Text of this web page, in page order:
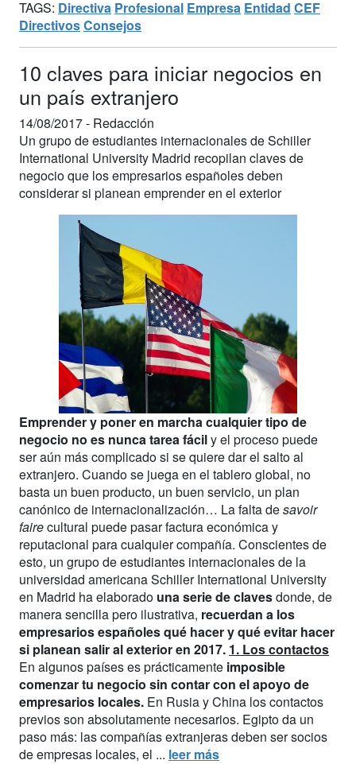
TAGS: Directiva Profesional Empresa Entidad CEF
DirectivosConsejos
10 claves para iniciar negocios en
un país extranjero
14/08/2017 - Redacción
Un grupo de estudiantes internacionales de Schiller
International University Madrid recopilan claves de
negocio que los empresarios españoles deben
considerar si planean emprender en el exterior
Emprender y poner en marcha cualquier tipo de
negocio no es nunca tarea fácily el proceso puede
ser aún más complicado si se quiere dar el salto al
extranjero. Cuando se juega en el tablero global, no
basta un buen producto, un buen servicio, un plan
canónico de internacionalización… La falta desavoir
fairecultural puede pasar factura económica y
reputacional para cualquier compañía. Conscientes de
esto, un grupo de estudiantes internacionales de la
universidad americana Schiller International University
en Madrid ha elaborado una serie de clavesdonde, de
manera sencilla pero ilustrativa, recuerdan a los
empresarios españoles qué hacer y qué evitar hacer
si planean salir al exterior en 2017. 1. Los contactos
En algunos países es prácticamente imposible
comenzar tu negocio sin contar con el apoyo de
empresarios locales. En Rusia y China los contactos
previos son absolutamente necesarios. Egipto da un
paso más: las compañías extranjeras deben ser socios
de empresas locales, el ... leer más